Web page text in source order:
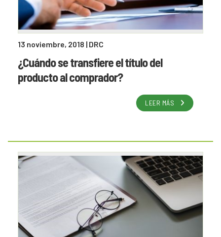
13 noviembre, 2018 | DRC
¿Cuándo se transfiere el título del
producto al comprador?
LEER MÁS